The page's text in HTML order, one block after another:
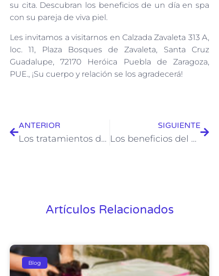
su cita. Descubran los beneficios de un día en spa
con su pareja de viva piel.
Les invitamos a visitarnos en Calzada Zavaleta 313 A,
loc. 11, Plaza Bosques de Zavaleta, Santa Cruz
Guadalupe, 72170 Heróica Puebla de Zaragoza,
PUE., ¡Su cuerpo y relación se los agradecerá!
ANTERIOR
Los tratamientos de spa más románticos para compartir con tu pareja
SIGUIENTE
Los beneficios del ultrasonido terapéutico en la piel
Artículos Relacionados
Blog